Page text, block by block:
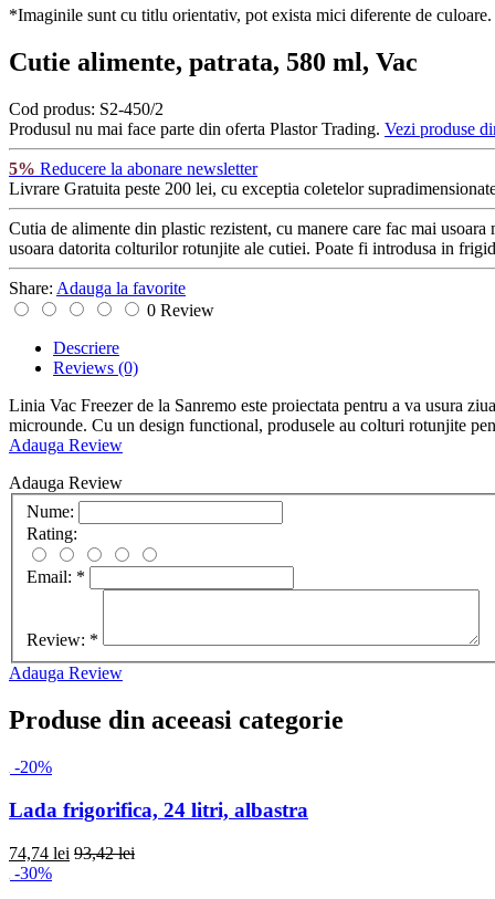
*Imaginile sunt cu titlu orientativ, pot exista mici diferente de culoare.
Cutie alimente, patrata, 580 ml, Vac
Cod produs: S2-450/2
Produsul nu mai face parte din oferta Plastor Trading. Vezi produse
5% Reducere la abonare newsletter
Livrare Gratuita peste 200 lei, cu exceptia coletelor
Cutia de alimente din plastic rezistent, cu manere care fac mai
usoara datorita colturilor rotunjite ale cutiei. Poate fi introdusa in
Share: Adauga la favorite
0 Review
Descriere
Reviews (0)
Linia Vac Freezer de la Sanremo este proiectata pentru a va usura
microunde. Cu un design functional, produsele au colturi rotunjite
Adauga Review
Adauga Review
Nume:
Rating:
Email: *
Review: *
Adauga Review
Produse din aceeasi categorie
-20%
Lada frigorifica, 24 litri, albastra
74,74 lei 93,42 lei
-30%